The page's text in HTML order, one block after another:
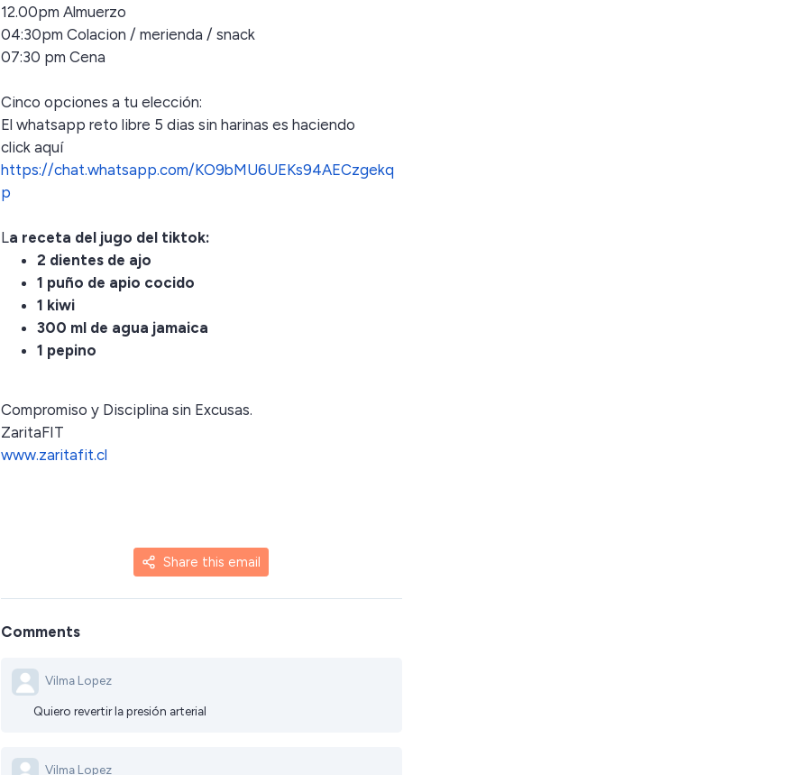
12.00pm Almuerzo
04:30pm Colacion / merienda / snack
07:30 pm Cena
Cinco opciones a tu elección:
El whatsapp reto libre 5 dias sin harinas es haciendo
click aquí
https://chat.whatsapp.com/KO9bMU6UEKs94AECzgekq
p
La receta del jugo del tiktok:
2 dientes de ajo
1 puño de apio cocido
1 kiwi
300 ml de agua jamaica
1 pepino
Compromiso y Disciplina sin Excusas.
ZaritaFIT
www.zaritafit.cl
Share this email
Comments
Vilma Lopez
Quiero revertir la presión arterial
Vilma Lopez